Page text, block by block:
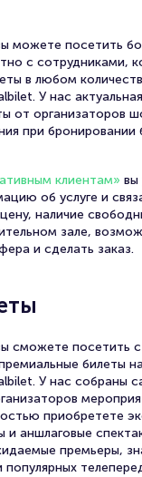
можете посетить
с сотрудниками,
в любом
У нас
от организаторов
при бронировании
клиентам» вы
об услуге и
наличие
зале,
и сделать заказ.
сможете посетить
билеты
У нас собраны
приобретете
и аншлаговые
премьеры,